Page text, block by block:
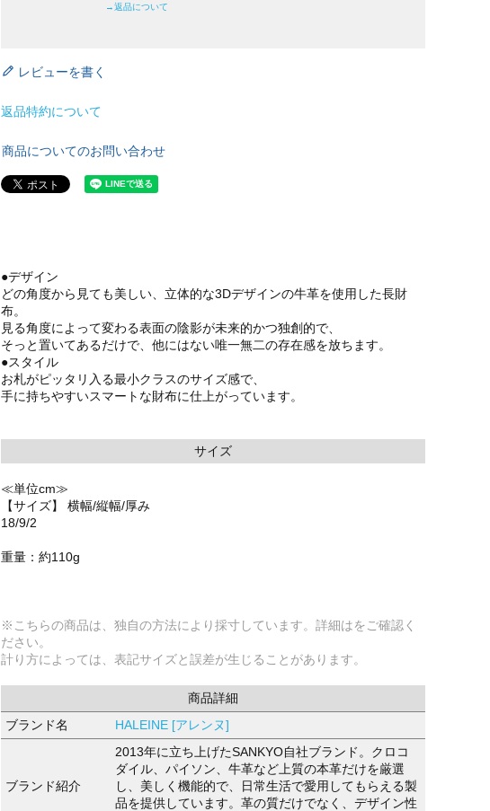
→返品について
レビューを書く
返品特約について
商品についてのお問い合わせ
●デザイン
どの角度から見ても美しい、立体的な3Dデザインの牛革を使用した長財
布。
見る角度によって変わる表面の陰影が未来的かつ独創的で、
そっと置いてあるだけで、他にはない唯一無二の存在感を放ちます。
●スタイル
お札がピッタリ入る最小クラスのサイズ感で、
手に持ちやすいスマートな財布に仕上がっています。
サイズ
≪単位cm≫
【サイズ】 横幅/縦幅/厚み
18/9/2
重量：約110g
※こちらの商品は、独自の方法により採寸しています。詳細はをご確認く
ださい。
計り方によっては、表記サイズと誤差が生じることがあります。
商品詳細
ブランド名
HALEINE [アレンヌ]
ブランド紹介
2013年に立ち上げたSANKYO自社ブランド。クロコ
ダイル、パイソン、牛革など上質の本革だけを厳選
し、美しく機能的で、日常生活で愛用してもらえる製
品を提供しています。革の質だけでなく、デザイン性